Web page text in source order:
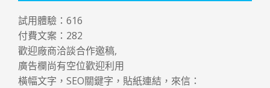
試用體驗： 616
付費文案： 282
歡迎廠商洽談合作邀稿,
廣告欄尚有空位歡迎利用
橫幅文字，SEO關鍵字，貼紙連結，來信：